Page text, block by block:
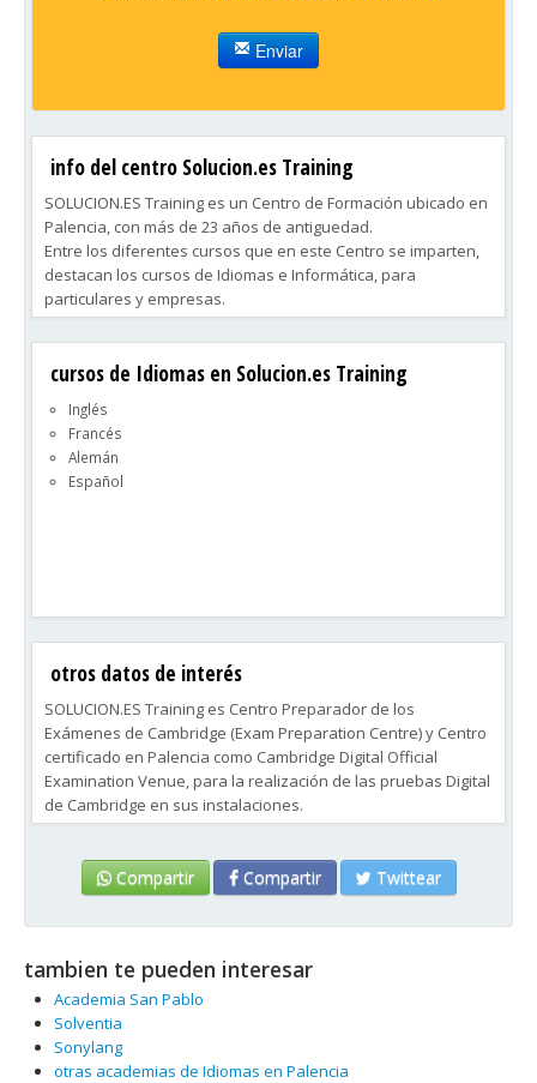
Enviar
info del centro Solucion.es Training
SOLUCION.ES Training es un Centro de Formación ubicado en
Palencia, con más de 23 años de antiguedad.
Entre los diferentes cursos que en este Centro se imparten,
destacan los cursos de Idiomas e Informática, para
particulares y empresas.
cursos de Idiomas en Solucion.es Training
Inglés
Francés
Alemán
Español
otros datos de interés
SOLUCION.ES Training es Centro Preparador de los
Exámenes de Cambridge (Exam Preparation Centre) y Centro
certificado en Palencia como Cambridge Digital Official
Examination Venue, para la realización de las pruebas Digital
de Cambridge en sus instalaciones.
Compartir Compartir Twittear
tambien te pueden interesar
Academia San Pablo
Solventia
Sonylang
otras academias de Idiomas en Palencia